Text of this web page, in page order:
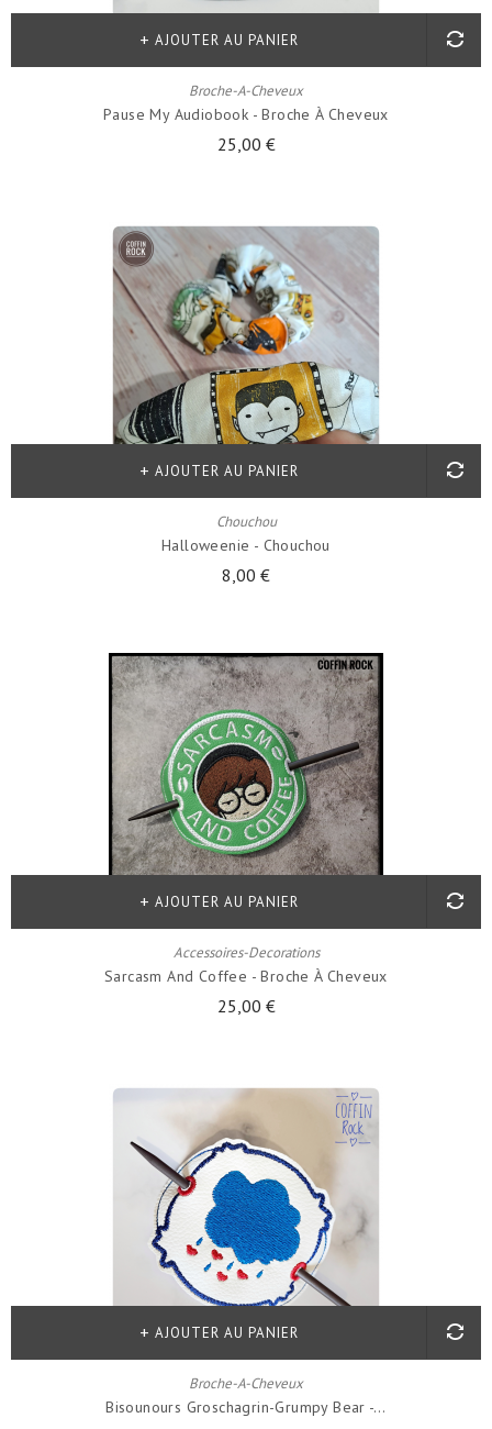
Broche-A-Cheveux
Pause My Audiobook - Broche À Cheveux
25,00 €
AJOUTER AU PANIER
Chouchou
Halloweenie - Chouchou
8,00 €
AJOUTER AU PANIER
Accessoires-Decorations
Sarcasm And Coffee - Broche À Cheveux
25,00 €
AJOUTER AU PANIER
Broche-A-Cheveux
Bisounours Groschagrin-Grumpy Bear -...
AJOUTER AU PANIER